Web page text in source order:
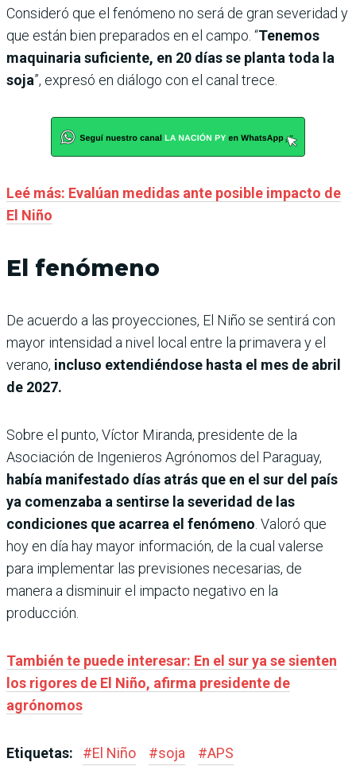
Consideró que el fenómeno no será de gran severidad y
que están bien preparados en el campo. “Tenemos
maquinaria suficiente, en 20 días se planta toda la
soja”, expresó en diálogo con el canal trece.
Leé más: Evalúan medidas ante posible impacto de
El Niño
El fenómeno
De acuerdo a las proyecciones, El Niño se sentirá con
mayor intensidad a nivel local entre la primavera y el
verano, incluso extendiéndose hasta el mes de abril
de 2027.
Sobre el punto, Víctor Miranda, presidente de la
Asociación de Ingenieros Agrónomos del Paraguay,
había manifestado días atrás que en el sur del país
ya comenzaba a sentirse la severidad de las
condiciones que acarrea el fenómeno. Valoró que
hoy en día hay mayor información, de la cual valerse
para implementar las previsiones necesarias, de
manera a disminuir el impacto negativo en la
producción.
También te puede interesar: En el sur ya se sienten
los rigores de El Niño, afirma presidente de
agrónomos
Etiquetas: #El Niño #soja #APS